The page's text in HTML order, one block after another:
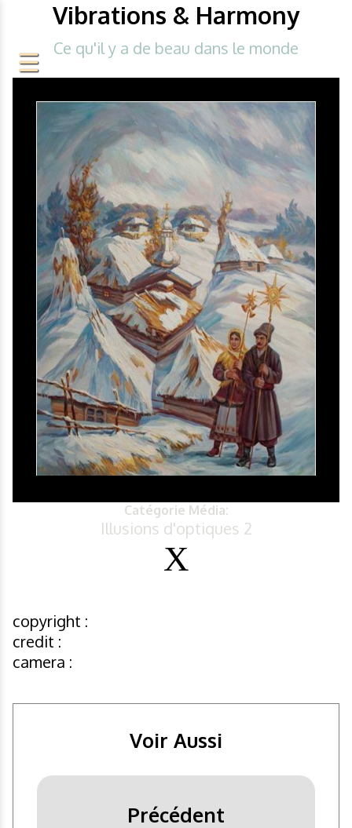
Vibrations & Harmony
Ce qu'il y a de beau dans le monde
Catégorie Média:
Illusions d'optiques 2
copyright :
credit :
camera :
Voir Aussi
Précédent